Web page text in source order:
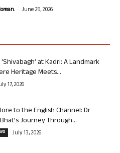
- June 25, 2026
at Kadri: A Landmark
Heritage Meets...
17, 2026
to the English Channel: Dr
Journey Through...
July 13, 2026